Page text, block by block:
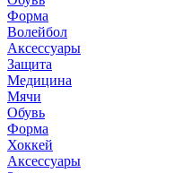
Форма
Волейбол
Аксессуары
Защита
Медицина
Мячи
Обувь
Форма
Хоккей
Аксессуары